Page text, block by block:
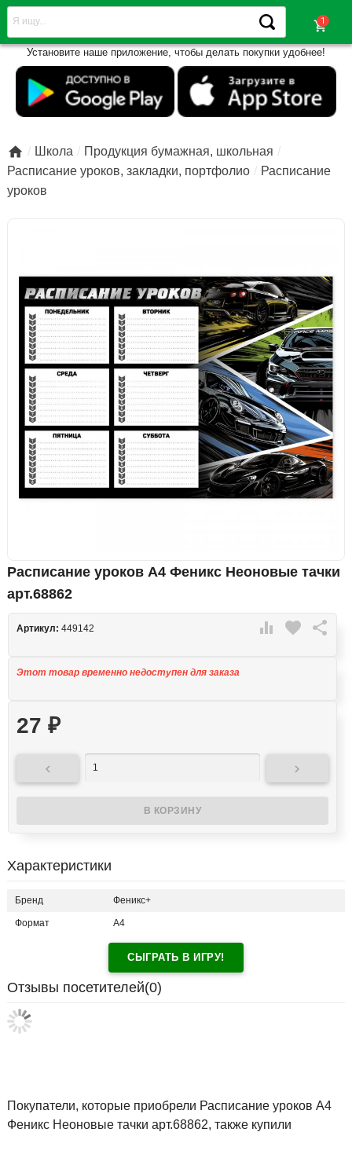
shopping_cart
Установите наше приложение, чтобы делать покупки удобнее!
 Школа
Продукция бумажная, школьная
Расписание уроков, закладки, портфолио
Расписание
уроков
Расписание уроков А4 Феникс Неоновые тачки
арт.68862
 favorite 
Артикул: 449142
Этот товар временно недоступен для заказа
27 ₽
 
Характеристики
Бренд Феникс+
Формат A4
СЫГРАТЬ В ИГРУ!
Отзывы посетителей(0)
Покупатели, которые приобрели Расписание уроков А4
Феникс Неоновые тачки арт.68862, также купили